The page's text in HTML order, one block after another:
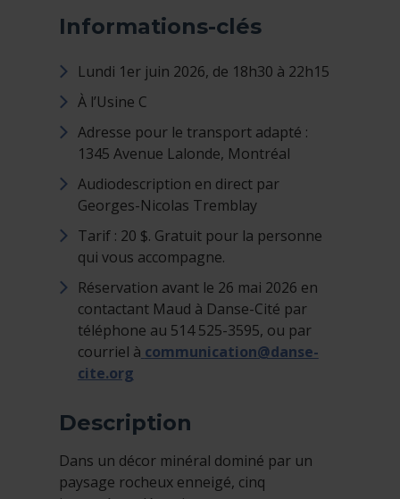
Informations-clés
Lundi 1er juin 2026, de 18h30 à 22h15
À l’Usine C
Adresse pour le transport adapté :
1345 Avenue Lalonde, Montréal
Audiodescription en direct par
Georges-Nicolas Tremblay
Tarif : 20 $. Gratuit pour la personne
qui vous accompagne.
Réservation avant le 26 mai 2026 en
contactant Maud à Danse-Cité par
téléphone au 514 525-3595, ou par
courriel à communication@danse-
cite.org
Description
Dans un décor minéral dominé par un
paysage rocheux enneigé, cinq